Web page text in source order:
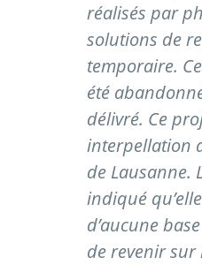
réalisés par
solutions de
temporaire.
été
délivré. Ce
interpellation
de Lausanne.
indiqué
d’aucune
de revenir